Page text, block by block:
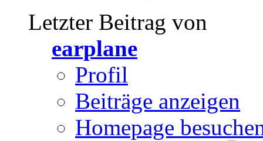
Letzter Beitrag von
earplane
Profil
Beiträge anzeigen
Homepage